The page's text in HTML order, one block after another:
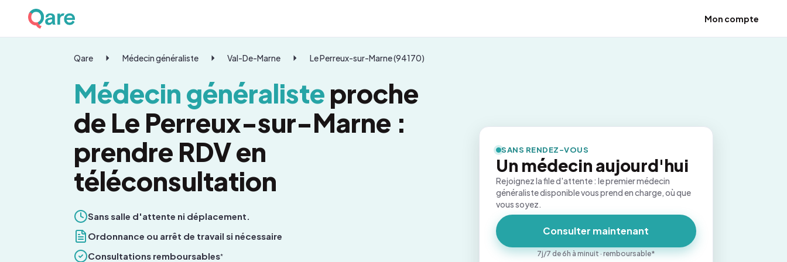
Mon compte
Qare Médecin généraliste Val-De-Marne Le Perreux-sur-Marne (94170)
Médecin généralisteproche
de Le Perreux-sur-Marne :
prendre RDV en
téléconsultation
Sans salle d'attente ni déplacement.
Ordonnance ou arrêt de travail si nécessaire
Consultations remboursables*
SANS RENDEZ-VOUS
Un médecin aujourd'hui
Rejoignez la file d'attente : le premier médecin
généraliste disponible vous prend en charge, où que
vous soyez.
Consulter maintenant
7j/7 de 6h à minuit · remboursable*